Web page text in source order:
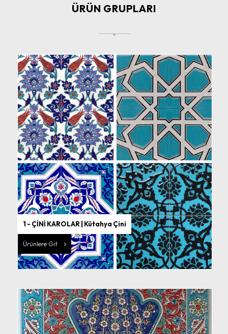
ÜRÜN GRUPLARI
1 - ÇİNİ KAROLAR | Kütahya Çini
Ürünlere Git